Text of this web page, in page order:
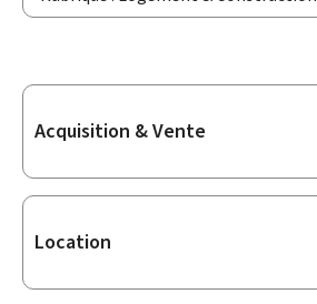
Sous-
Acquisition & Vente
Location